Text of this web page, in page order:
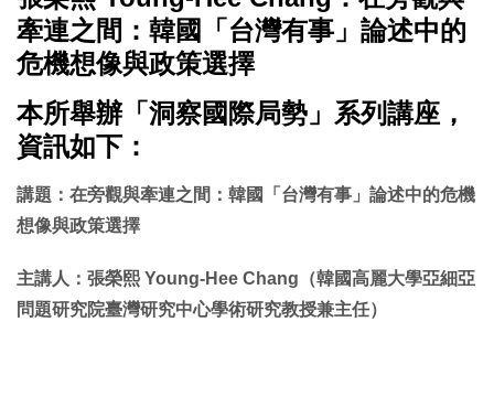
牽連之間：韓國「台灣有事」論述中的
危機想像與政策選擇
本所舉辦「洞察國際局勢」系列講座，
資訊如下：
講題：在旁觀與牽連之間：韓國「台灣有事」 論述中的危機
想像與政策選擇
主講人：張榮熙 Young-Hee Chang（韓國高麗大學亞細亞
問題研究院臺灣研究中心學術研究教授兼主任）